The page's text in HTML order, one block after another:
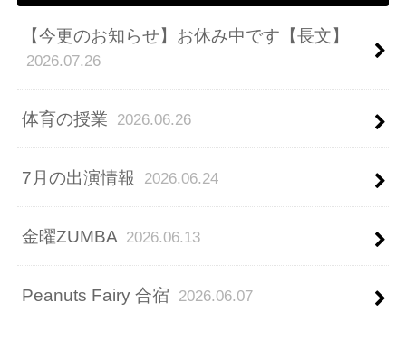
【今更のお知らせ】お休み中です【長文】
2026.07.26
体育の授業 2026.06.26
7月の出演情報 2026.06.24
金曜ZUMBA 2026.06.13
Peanuts Fairy 合宿 2026.06.07